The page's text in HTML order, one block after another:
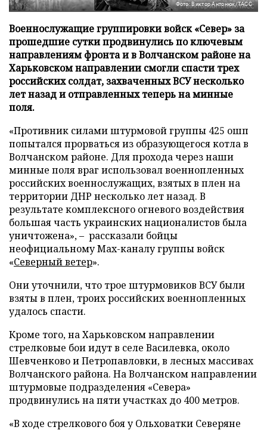
Фото: Виктор Антонюк/ТАСС
Военнослужащие группировки войск «Север» за
прошедшие сутки продвинулись по ключевым
направлениям фронта и в Волчанском районе на
Харьковском направлении смогли спасти трех
российских солдат, захваченных ВСУ несколько
лет назад и отправленных теперь на минные
поля.
«Противник силами штурмовой группы 425 ошп
попытался прорваться из образующегося котла в
Волчанском районе. Для прохода через наши
минные поля враг использовал военнопленных
российских военнослужащих, взятых в плен на
территории ДНР несколько лет назад. В
результате комплексного огневого воздействия
большая часть украинских националистов была
уничтожена», – рассказали бойцы
неофициальному Max-каналу группы войск
«Северный ветер».
Они уточнили, что трое штурмовиков ВСУ были
взяты в плен, троих российских военнопленных
удалось спасти.
Кроме того, на Харьковском направлении
стрелковые бои идут в селе Василевка, около
Шевченково и Петропавловки, в лесных массивах
Волчанского района. На Волчанском направлении
штурмовые подразделения «Севера»
продвинулись на пяти участках до 400 метров.
«В ходе стрелкового боя у Ольховатки Северяне